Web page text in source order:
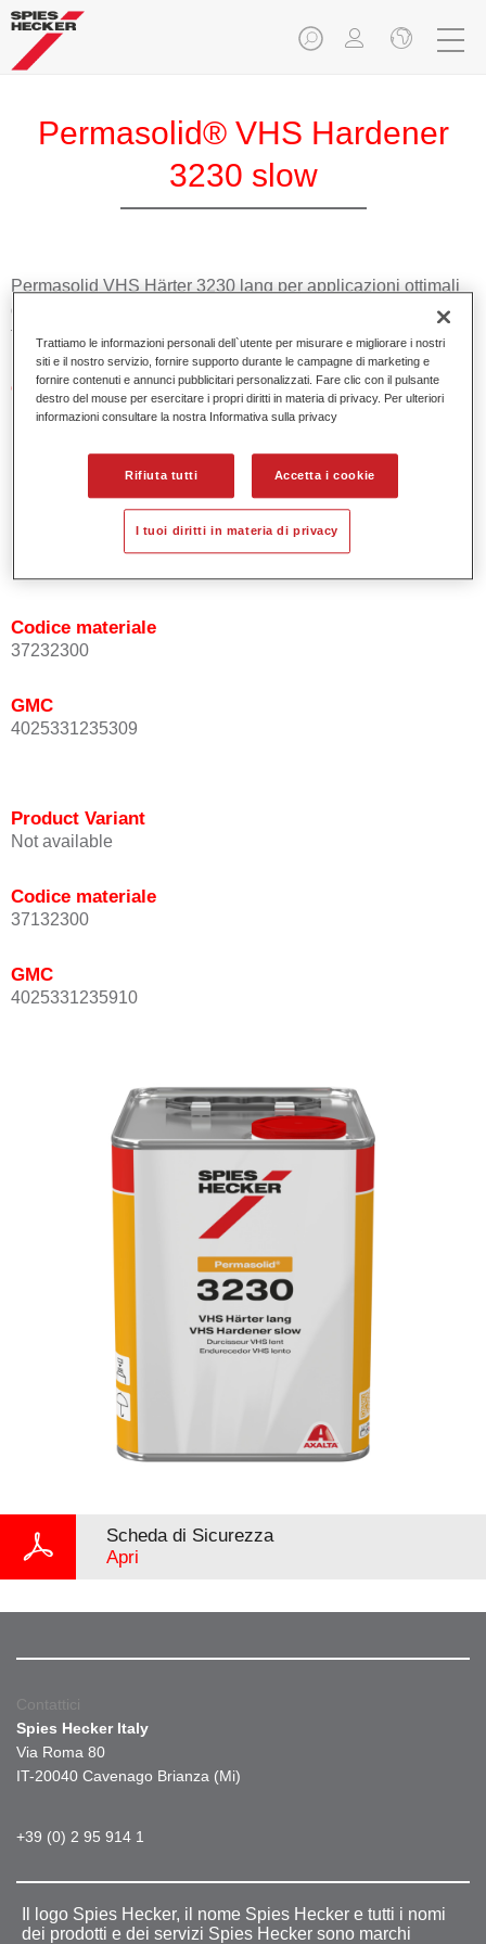
Permasolid® VHS Hardener
3230 slow
Permasolid VHS Härter 3230 lang per applicazioni ottimali
di fondi Permasolid HS Permasolid HS Autolack 275 e
trasparenti HS.
Caratteristiche del prodotto
Prodotto alto solido.
Adatto per riparazioni di pannelli e riverniciature totali
anche a temperature molto alte.
Product Variant
Codice materiale
37232300
GMC
4025331235309
Product Variant
Not available
Codice materiale
37132300
GMC
4025331235910
Scheda di Sicurezza
Apri
Contattici
Spies Hecker Italy
Via Roma 80
IT-20040 Cavenago Brianza (Mi)
+39 (0) 2 95 914 1
Il logo Spies Hecker, il nome Spies Hecker e tutti i nomi
dei prodotti e dei servizi Spies Hecker sono marchi
Trattiamo le informazioni personali dell`utente per misurare e migliorare i nostri
siti e il nostro servizio, fornire supporto durante le campagne di marketing e
fornire contenuti e annunci pubblicitari personalizzati. Fare clic con il pulsante
destro del mouse per esercitare i propri diritti in materia di privacy. Per ulteriori
informazioni consultare la nostra Informativa sulla privacy
Rifiuta tutti Accetta i cookie
I tuoi diritti in materia di privacy